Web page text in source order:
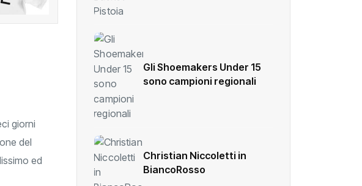
giorni
del
ed
Gli Shoemakers Under 15
sono campioni regionali
Christian Niccoletti in
BiancoRosso